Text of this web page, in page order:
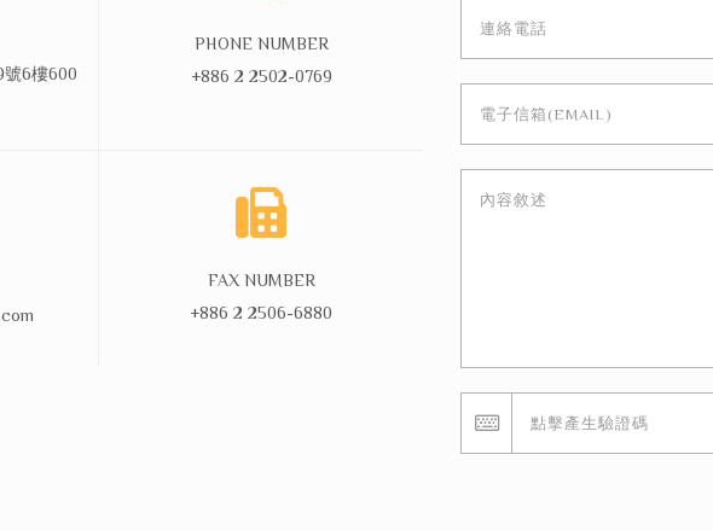
號6樓600
PHONE NUMBER
+886 2 2502-0769
FAX NUMBER
+886 2 2506-6880